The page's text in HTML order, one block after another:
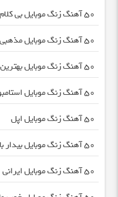
50 آهنگ زنگ موبایل بی کلام غمگین
50 آهنگ زنگ موبایل مذهبی
50 آهنگ زنگ موبایل بهترین
50 آهنگ زنگ موبایل استامبولی
50 آهنگ زنگ موبایل اپل
50 آهنگ زنگ موبایل بیدار باش
50 آهنگ زنگ موبایل ایرانی